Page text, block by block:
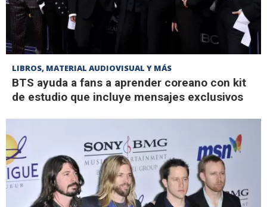
LIBROS, MATERIAL AUDIOVISUAL Y MÁS
BTS ayuda a fans a aprender coreano con kit
de estudio que incluye mensajes exclusivos